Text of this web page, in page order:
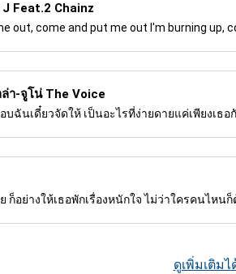
Feat.2 Chainz
out, come and put me out I'm burning up,
า-จูโน่ The Voice
นเดี๋ยวจัดให้ เป็นอะไรที่ง่ายดายแค่เพียงเธอ
ก็อย่างให้เธอพักเรื่องหนักใจ ไม่ว่าใครคนไห
ดูเพิ่มเติม